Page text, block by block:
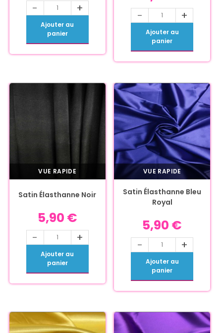
- +
Ajouter au
panier
- +
Ajouter au
panier
VUE RAPIDE
Satin Élasthanne Noir
5,90 €
- +
Ajouter au
panier
VUE RAPIDE
Satin Élasthanne Bleu
Royal
5,90 €
- +
Ajouter au
panier